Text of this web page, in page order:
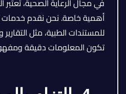
أهمية خاصة. نحن نقدم
للمستندات الطبية، مثل
تكون المعلومات دقيقة